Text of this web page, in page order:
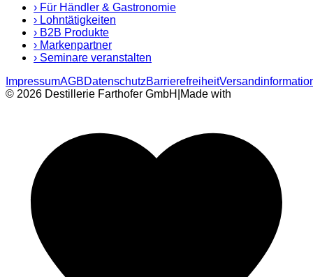
› Für Händler & Gastronomie
› Lohntätigkeiten
› B2B Produkte
› Markenpartner
› Seminare veranstalten
ImpressumAGBDatenschutzBarrierefreiheit
© 2026 Destillerie Farthofer GmbH Made with